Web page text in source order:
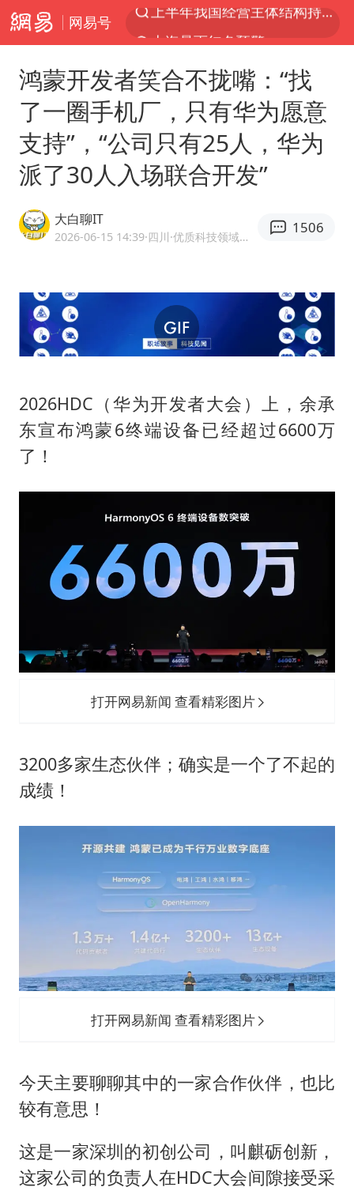
网易号
上海暴雨红色预警
《披荆斩棘2026》阵容官宣
白海豚北上或致京津冀暴雨
上海有出现龙卷潜势
上门女婿出轨女邻居多年被判重婚罪
王艺迪2-4不敌张本美和止步4强
泰国：高度重视中国游客旅游体验
上海大部迎大暴雨
《龙餐馆》 冲奖
鸿蒙开发者笑合不拢嘴：“找
了一圈手机厂，只有华为愿意
支持”，“公司只有25人，华为
派了30人入场联合开发”
大白聊IT
2026-06-15 14:39·四川 ·优质科技领域创作者
1506
2026HDC（华为开发者大会）上，余承
东宣布鸿蒙6终端设备已经超过6600万
了！
打开网易新闻 查看精彩图片
3200多家生态伙伴；确实是一个了不起的
成绩！
打开网易新闻 查看精彩图片
今天主要聊聊其中的一家合作伙伴，也比
较有意思！
这是一家深圳的初创公司，叫麒砺创新，
这家公司的负责人在HDC大会间隙接受采